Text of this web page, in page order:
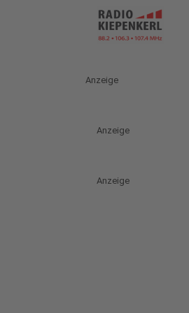
Anzeige
Anzeige
Anzeige